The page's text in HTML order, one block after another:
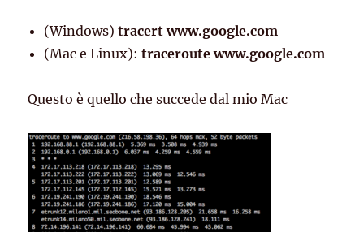
(Windows)tracert www.google.com
(Mac e Linux):traceroute www.google.com
Questo è quello che succede dal mio Mac